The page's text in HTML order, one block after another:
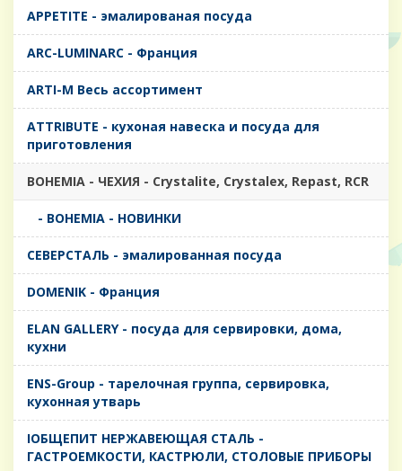
APPETITE - эмалированая посуда
ARC-LUMINARC - Франция
ARTI-M Весь ассортимент
ATTRIBUTE - кухоная навеска и посуда для
приготовления
BOHEMIA - ЧЕХИЯ - Crystalite, Crystalex, Repast, RCR
- BOHEMIA - НОВИНКИ
CЕВЕРСТАЛЬ - эмалированная посуда
DOMENIK - Франция
ELAN GALLERY - посуда для сервировки, дома,
кухни
ENS-Group - тарелочная группа, сервировка,
кухонная утварь
IОБЩЕПИТ НЕРЖАВЕЮЩАЯ СТАЛЬ -
ГАСТРОЕМКОСТИ, КАСТРЮЛИ, СТОЛОВЫЕ ПРИБОРЫ